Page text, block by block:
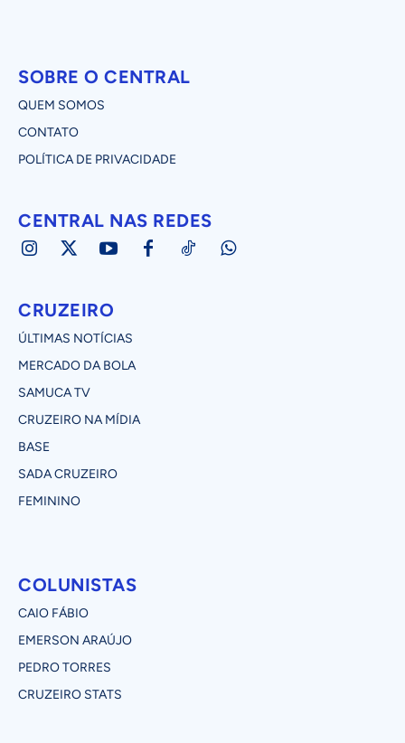
SOBRE O CENTRAL
QUEM SOMOS
CONTATO
POLÍTICA DE PRIVACIDADE
CENTRAL NAS REDES
CRUZEIRO
ÚLTIMAS NOTÍCIAS
MERCADO DA BOLA
SAMUCA TV
CRUZEIRO NA MÍDIA
BASE
SADA CRUZEIRO
FEMININO
COLUNISTAS
CAIO FÁBIO
EMERSON ARAÚJO
PEDRO TORRES
CRUZEIRO STATS